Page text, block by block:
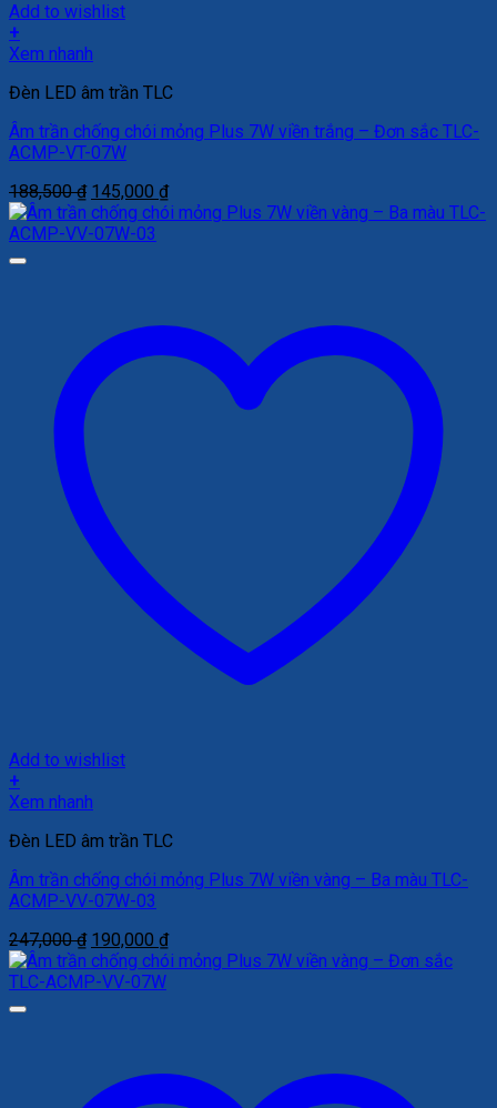
Add to wishlist
+
Xem nhanh
Đèn LED âm trần TLC
Âm trần chống chói mỏng Plus 7W viền trắng – Đơn sắc TLC-
ACMP-VT-07W
188,500₫ Giá
gốc
là:
145,000 ₫Giá
hiện
Add to wishlist
+
Xem nhanh
Đèn LED âm trần TLC
Âm trần chống chói mỏng Plus 7W viền vàng – Ba màu TLC-
ACMP-VV-07W-03
247,000₫ Giá
gốc
là:
190,000 ₫Giá
hiện